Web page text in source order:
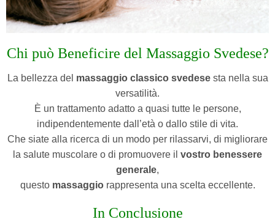
Chi può Beneficire del Massaggio Svedese?
La bellezza del massaggio classico svedesesta nella sua
versatilità.
È un trattamento adatto a quasi tutte le persone,
indipendentemente dall’età o dallo stile di vita.
Che siate alla ricerca di un modo per rilassarvi, di migliorare
la salute muscolare o di promuovere il vostro benessere
generale,
questo massaggiorappresenta una scelta eccellente.
In Conclusione